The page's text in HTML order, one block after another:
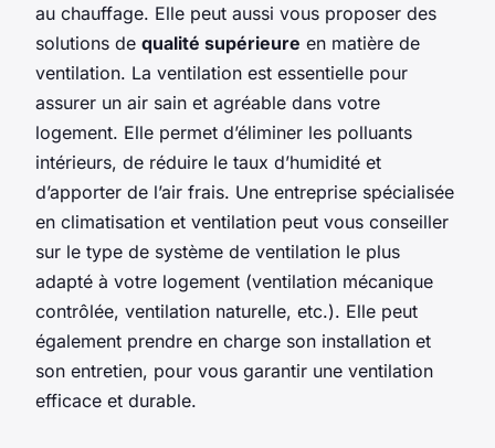
au chauffage. Elle peut aussi vous proposer des
solutions de qualité supérieure en matière de
ventilation. La ventilation est essentielle pour
assurer un air sain et agréable dans votre
logement. Elle permet d’éliminer les polluants
intérieurs, de réduire le taux d’humidité et
d’apporter de l’air frais. Une entreprise spécialisée
en climatisation et ventilation peut vous conseiller
sur le type de système de ventilation le plus
adapté à votre logement (ventilation mécanique
contrôlée, ventilation naturelle, etc.). Elle peut
également prendre en charge son installation et
son entretien, pour vous garantir une ventilation
efficace et durable.